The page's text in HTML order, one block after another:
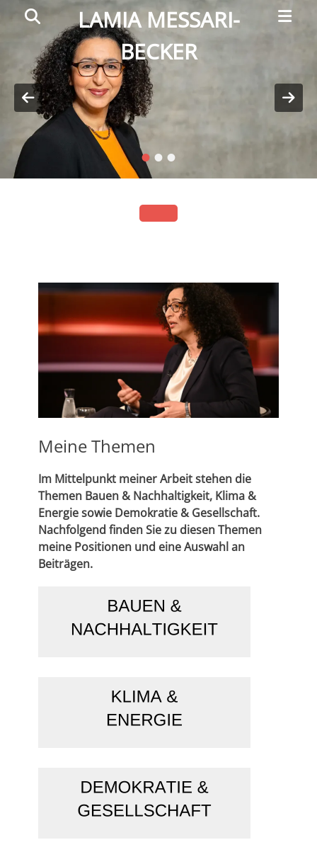
LAMIA MESSARI-
BECKER
Menu
Search
•••
Posted
on
Admin
Meine Themen
Im Mittelpunkt meiner Arbeit stehen die
Themen Bauen & Nachhaltigkeit, Klima &
Energie sowie Demokratie & Gesellschaft.
Nachfolgend finden Sie zu diesen Themen
meine Positionen und eine Auswahl an
Beiträgen.